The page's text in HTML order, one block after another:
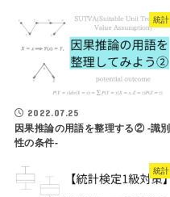
統計
2022.07.25
因果推論の用語を整理する② -識別
性の条件-
統計